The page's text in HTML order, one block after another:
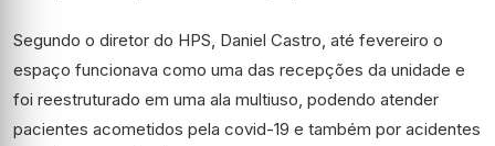
Segundo o diretor do HPS, Daniel Castro, até fevereiro o
espaço funcionava como uma das recepções da unidade e
foi reestruturado em uma ala multiuso, podendo atender
pacientes acometidos pela covid-19 e também por acidentes